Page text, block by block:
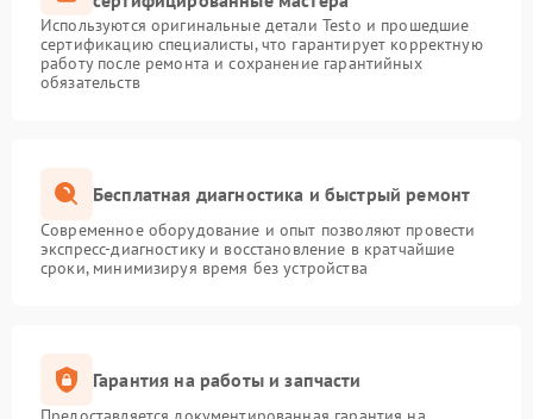
Используются оригинальные детали Testo и прошедшие
сертификацию специалисты, что гарантирует корректную
работу после ремонта и сохранение гарантийных
обязательств
Бесплатная диагностика и быстрый ремонт
Современное оборудование и опыт позволяют провести
экспресс-диагностику и восстановление в кратчайшие
сроки, минимизируя время без устройства
Гарантия на работы и запчасти